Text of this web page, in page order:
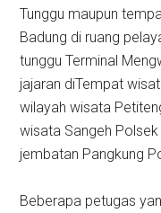
Tunggu maupun
Badung di ruang
tunggu Terminal
jajaran diTempat
wilayah wisata
wisata Sangeh
jembatan Pangkung
Beberapa petugas